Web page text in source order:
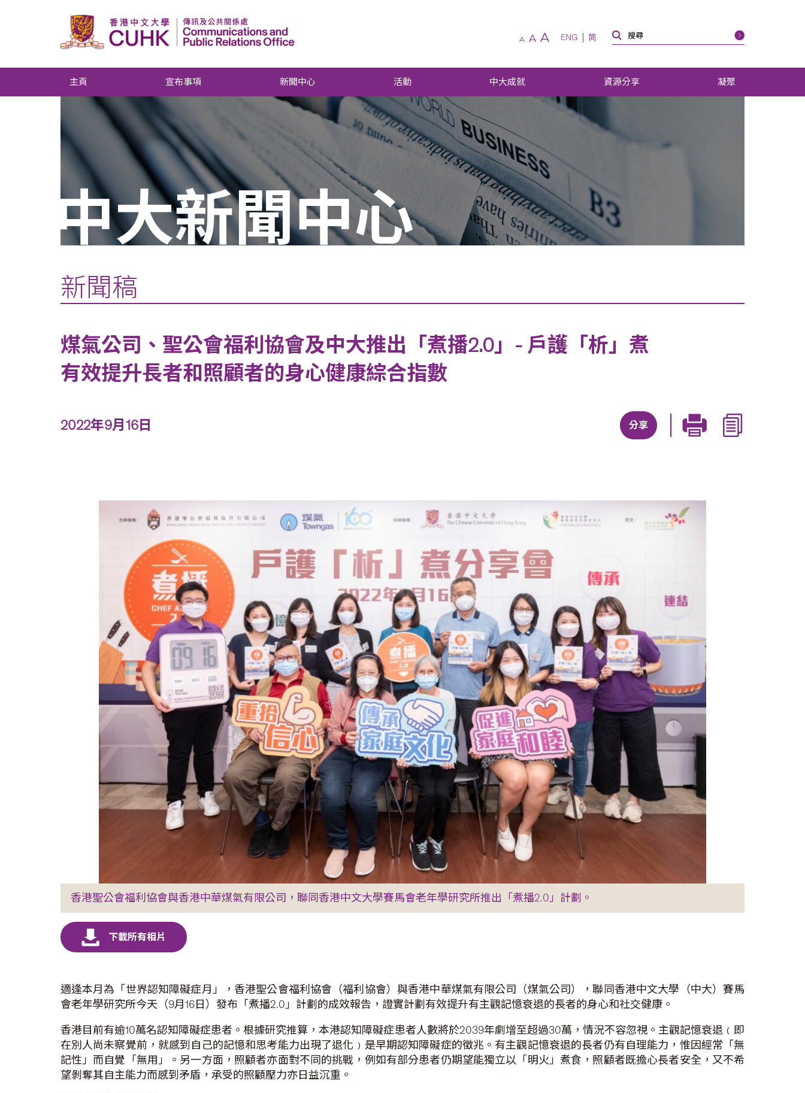
A A A ENG 简
主頁 宣布事項 新聞中心 活動 中大成就 資源分享 凝聚
中大新聞中心
新聞稿
煤氣公司、聖公會福利協會及中大推出「煮播2.0」- 戶護「析」煮
有效提升長者和照顧者的身心健康綜合指數
2022年9月16日 分享
香港聖公會福利協會與香港中華煤氣有限公司，聯同香港中文大學賽馬會老年學研究所推出「煮播2.0」計劃。
適逢本月為「世界認知障礙症月」，香港聖公會福利協會（福利協會）與香港中華煤氣有限公司（煤氣公司），聯同香港中文大學（中大）賽馬
會老年學研究所今天（9月16日）發布「煮播2.0」計劃的成效報告，證實計劃有效提升有主觀記憶衰退的長者的身心和社交健康。
香港目前有逾10萬名認知障礙症患者。根據研究推算，本港認知障礙症患者人數將於2039年劇增至超過30萬，情況不容忽視。主觀記憶衰退﹙即
在別人尚未察覺前，就感到自己的記憶和思考能力出現了退化﹚是早期認知障礙症的徵兆。有主觀記憶衰退的長者仍有自理能力，惟因經常「無
記性」而自覺「無用」。另一方面，照顧者亦面對不同的挑戰，例如有部分患者仍期望能獨立以「明火」煮食，照顧者既擔心長者安全，又不希
望剝奪其自主能力而感到矛盾，承受的照顧壓力亦日益沉重。